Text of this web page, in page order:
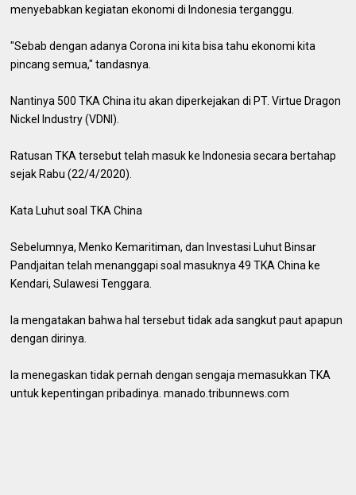
menyebabkan kegiatan ekonomi di Indonesia terganggu.
"Sebab dengan adanya Corona ini kita bisa tahu ekonomi kita
pincang semua," tandasnya.
Nantinya 500 TKA China itu akan diperkejakan di PT. Virtue Dragon
Nickel Industry (VDNI).
Ratusan TKA tersebut telah masuk ke Indonesia secara bertahap
sejak Rabu (22/4/2020).
Kata Luhut soal TKA China
Sebelumnya, Menko Kemaritiman, dan Investasi Luhut Binsar
Pandjaitan telah menanggapi soal masuknya 49 TKA China ke
Kendari, Sulawesi Tenggara.
Ia mengatakan bahwa hal tersebut tidak ada sangkut paut apapun
dengan dirinya.
Ia menegaskan tidak pernah dengan sengaja memasukkan TKA
untuk kepentingan pribadinya. manado.tribunnews.com